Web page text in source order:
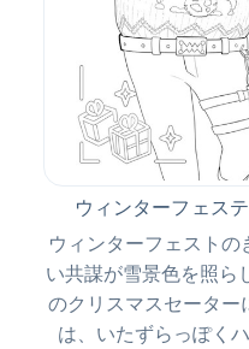
ウィンターフェス
ウィンターフェスト
い共謀が雪景色を照ら
のクリスマスセーター
は、いたずらっぽく